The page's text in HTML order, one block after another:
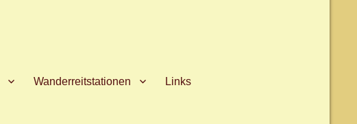
Wanderreitstationen Links